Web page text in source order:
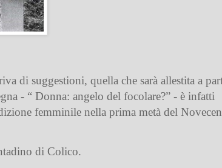
di suggestioni, quella che sarà allestita a
- “ Donna: angelo del focolare?” - è infatti
femminile nella prima metà del
di Colico.